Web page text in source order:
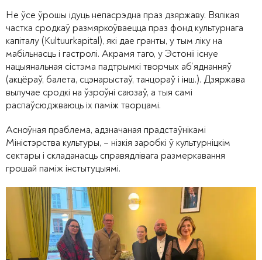
Не ўсе ўрошы ідуць непасрэдна праз дзяржаву. Вялікая
частка сродкаў размяркоўваецца праз фонд культурнага
капіталу (Kultuurkapital), які дае гранты, у тым ліку на
мабільнасць і гастролі. Акрамя таго, у Эстоніі існуе
нацыянальная сістэма падтрымкі творчых аб’яднанняў
(акцёраў, балета, сцэнарыстаў, танцораў і інш.). Дзяржава
вылучае сродкі на ўзроўні саюзаў, а тыя самі
распаўсюджваюць іх паміж творцамі.
Асноўная праблема, адзначаная прадстаўнікамі
Міністэрства культуры, – нізкія заробкі ў культурніцкім
сектары і складанасць справядлівага размеркавання
грошай паміж інстытуцыямі.